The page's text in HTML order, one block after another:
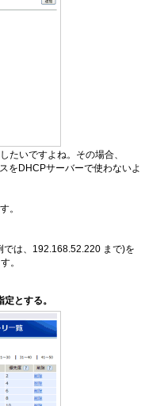
たいですよね。その場合、
をDHCPサーバーで使わないよ
。
は、192.168.52.220 まで)を
。
とする。